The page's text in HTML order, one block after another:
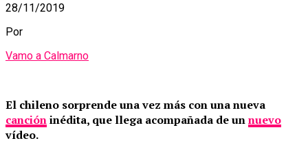
28/11/2019
Por
Vamo a Calmarno
El chileno sorprende una vez más con una nueva
cancióninédita, que llega acompañada de unnuevo
vídeo.